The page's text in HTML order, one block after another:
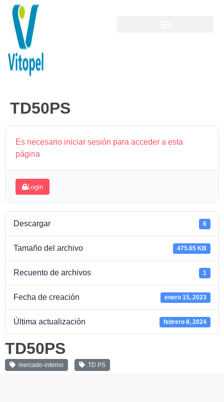
TD50PS
Es necesario iniciar sesión para acceder a esta
página
Login
Descargar 6
Tamaño del archivo 475.65 KB
Recuento de archivos 1
Fecha de creación enero 15, 2023
Última actualización febrero 8, 2024
TD50PS
mercado-interno TD PS